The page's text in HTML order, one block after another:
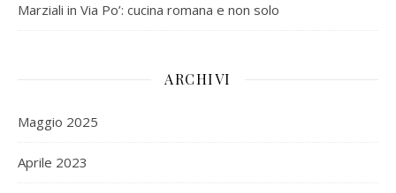
Marziali in Via Po’: cucina romana e non solo
ARCHIVI
Maggio 2025
Aprile 2023